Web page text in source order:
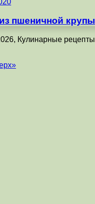
пшеничной крупы
Кулинарные рецепты